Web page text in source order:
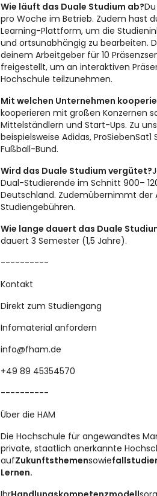
Wie läuft das Duale Studium ab?
pro Woche im Betrieb. Zudem hast
Learning-Plattform, um die
und ortsunabhängig zu bearbeiten.
deinem Arbeitgeber für 10
freigestellt, um an interaktiven
Hochschule teilzunehmen.
Mit welchen Unternehmen
kooperieren mit großen Konzernen
Mittelständlern und Start-Ups. Zu
beispielsweise Adidas,
Fußball-Bund.
Wird das Duale Studium vergütet?
Dual-Studierende im Schnitt 900–
Deutschland. Zudemübernimmt der
Studiengebühren.
Wie lange dauert das Duale
dauert 3 Semester (1,5 Jahre).
----------
Kontakt
Direkt zum Studiengang
Infomaterial anfordern
info@fham.de
+49 89 45354570
----------
Über die HAM
Die Hochschule für angewandtes
private, staatlich anerkannte
aufZukunftsthemensowie
Lernen.